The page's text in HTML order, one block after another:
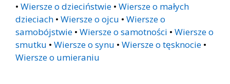
• Wiersze o dzieciństwie • Wiersze o małych
dzieciach • Wiersze o ojcu • Wiersze o
samobójstwie • Wiersze o samotności • Wiersze o
smutku • Wiersze o synu • Wiersze o tęsknocie •
Wiersze o umieraniu